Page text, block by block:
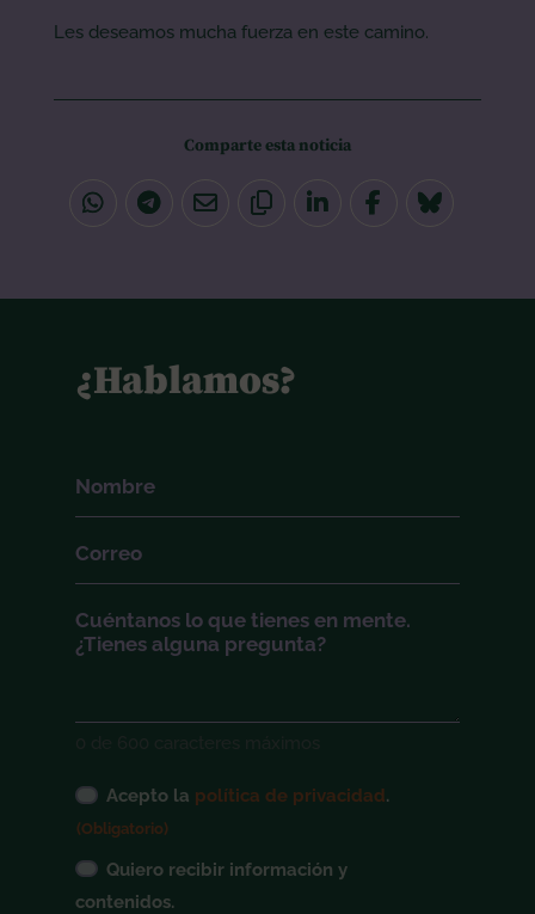
Les deseamos mucha fuerza en este camino.
Comparte esta noticia
¿Hablamos?
Nombre
(Obligatorio)
Correo
(Obligatorio)
Cuéntanos
Consentimiento
(Obligatorio)
Acepto la política de privacidad.
(Obligatorio)
Suscripción
Quiero recibir información y
contenidos.